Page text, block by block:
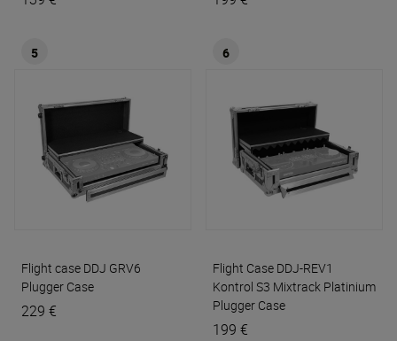
5
Flight case DDJ GRV6
Plugger Case
229 €
6
Flight Case DDJ-REV1
Kontrol S3 Mixtrack Platinium
Plugger Case
199 €